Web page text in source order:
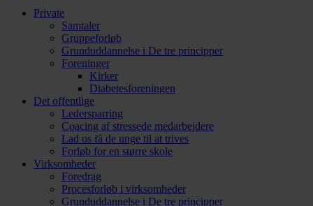
Private
Samtaler
Gruppeforløb
Grunduddannelse i De tre principper
Foreninger
Kirker
Diabetesforeningen
Det offentlige
Ledersparring
Coacing af stressede medarbejdere
Lad os få de unge til at trives
Forløb for en større skole
Virksomheder
Foredrag
Procesforløb i virksomheder
Grunduddannelse i De tre principper